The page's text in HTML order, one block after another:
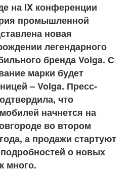
на IX конференции
промышленной
новая
легендарного
бренда Volga. С
марки будет
– Volga. Пресс-
что
начнется на
во втором
а продажи стартуют
о новых
много.